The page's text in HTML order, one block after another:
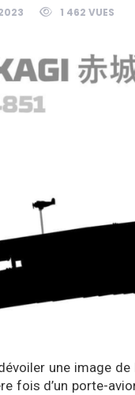
1 462 VUES
une image
fois d’un porte-